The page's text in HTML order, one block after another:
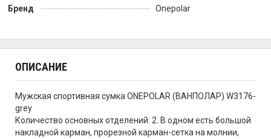
Бренд
Onepolar
ОПИСАНИЕ
Мужская спортивная сумка ONEPOLAR (ВАНПОЛАР) W3176-
grey
Количество основных отделений: 2. В одном есть большой
накладной карман, прорезной карман-сетка на молнии,